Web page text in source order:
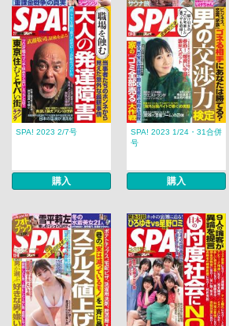
SPA! 2023 2/7号
購入
SPA! 2023 1/24・31合併
号
購入